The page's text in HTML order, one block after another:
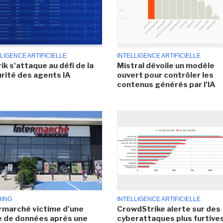
ARTIFICIELLE
s'attaque au défi de la
des agents IA
INTELLIGENCE ARTIFICIELLE
Mistral dévoile un modèle
ouvert pour contrôler les
contenus générés par l'IA
victime d'une
données après une
INTELLIGENCE ARTIFICIELLE
CrowdStrike alerte sur des
cyberattaques plus